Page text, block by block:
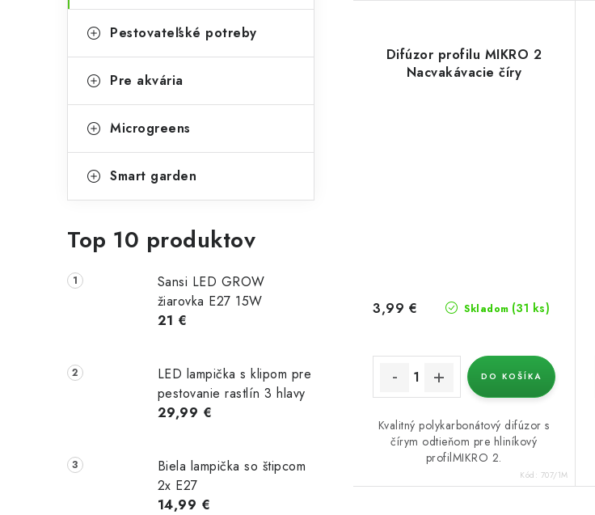
Pestovateľské potreby
Pre akvária
Microgreens
Smart garden
Top 10 produktov
Sansi LED GROW
žiarovka E27 15W
21 €
LED lampička s klipom pre
pestovanie rastlín 3 hlavy
29,99 €
Biela lampička so štipcom
2x E27
14,99 €
Difúzor profilu MIKRO 2
Nacvakávacie číry
Skladom (31 ks)
3,99 €
DO KOŠÍKA
Kvalitný polykarbonátový difúzor s
čírym odtieňom pre hliníkový
profilMIKRO 2.
Kód: 707/1M